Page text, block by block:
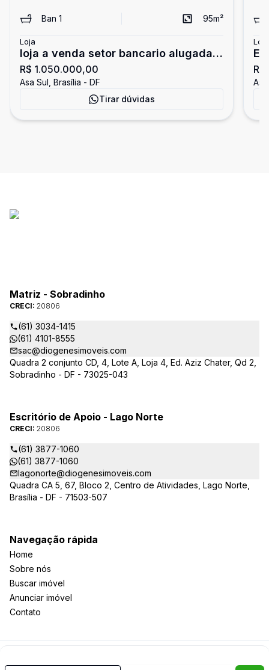
Ban 1 95m²
Loja
loja a venda setor bancario alugada
dando renda localização
R$ 1.050.000,00
Asa Sul, Brasília - DF
Tirar dúvidas
Loja
Sul
Matriz - Sobradinho
CRECI: 20806
(61) 3034-1415
(61) 4101-8555
sac@diogenesimoveis.com
Quadra 2 conjunto CD, 4, Lote A, Loja 4, Ed. Aziz Chater, Qd 2,
Sobradinho - DF - 73025-043
Escritório de Apoio - Lago Norte
CRECI: 20806
(61) 3877-1060
(61) 3877-1060
lagonorte@diogenesimoveis.com
Quadra CA 5, 67, Bloco 2, Centro de Atividades, Lago Norte,
Brasília - DF - 71503-507
Navegação rápida
Home
Sobre nós
Buscar imóvel
Anunciar imóvel
Contato